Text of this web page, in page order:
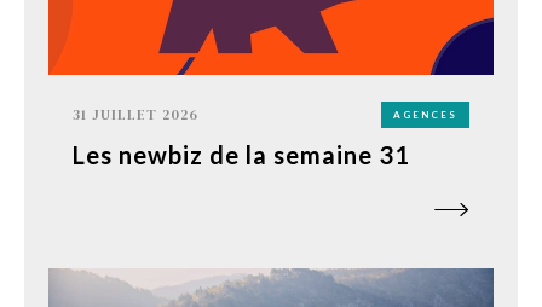
31 JUILLET 2026 AGENCES
Les newbiz de la semaine 31